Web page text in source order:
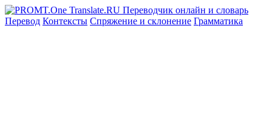
Перевод Контексты Спряжение и склонение Грамматика